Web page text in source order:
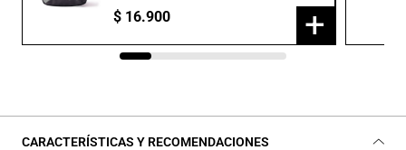
$ 16.900 +
CARACTERÍSTICAS Y RECOMENDACIONES